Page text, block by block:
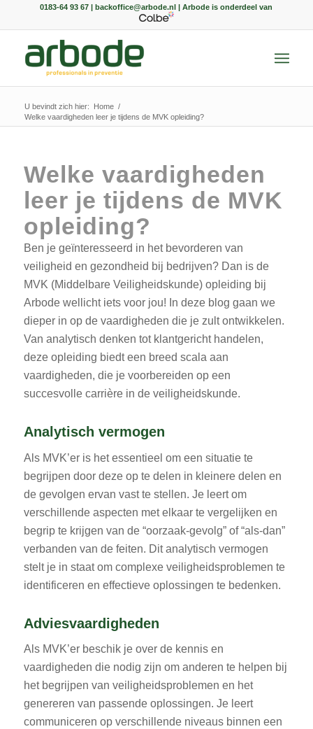
0183-64 93 67 | backoffice@arbode.nl | Arbode is onderdeel van
U bevindt zich hier: Home /
Welke vaardigheden leer je tijdens de MVK opleiding?
Welke vaardigheden
leer je tijdens de MVK
opleiding?
Ben je geïnteresseerd in het bevorderen van
veiligheid en gezondheid bij bedrijven? Dan is de
MVK (Middelbare Veiligheidskunde) opleiding bij
Arbode wellicht iets voor jou! In deze blog gaan we
dieper in op de vaardigheden die je zult ontwikkelen.
Van analytisch denken tot klantgericht handelen,
deze opleiding biedt een breed scala aan
vaardigheden, die je voorbereiden op een
succesvolle carrière in de veiligheidskunde.
Analytisch vermogen
Als MVK’er is het essentieel om een situatie te
begrijpen door deze op te delen in kleinere delen en
de gevolgen ervan vast te stellen. Je leert om
verschillende aspecten met elkaar te vergelijken en
begrip te krijgen van de “oorzaak-gevolg” of “als-dan”
verbanden van de feiten. Dit analytisch vermogen
stelt je in staat om complexe veiligheidsproblemen te
identificeren en effectieve oplossingen te bedenken.
Adviesvaardigheden
Als MVK’er beschik je over de kennis en
vaardigheden die nodig zijn om anderen te helpen bij
het begrijpen van veiligheidsproblemen en het
genereren van passende oplossingen. Je leert
communiceren op verschillende niveaus binnen een